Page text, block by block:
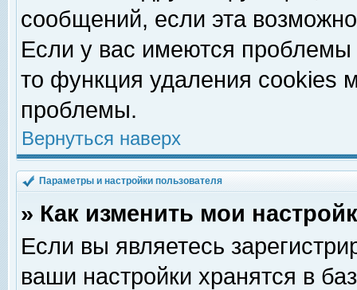
сообщений, если эта
Если у вас имеются
то функция удаления cookies
проблемы.
Вернуться наверх
Параметры и настройки пользователя
» Как изменить мои
Если вы являетесь
ваши настройки хранятся в